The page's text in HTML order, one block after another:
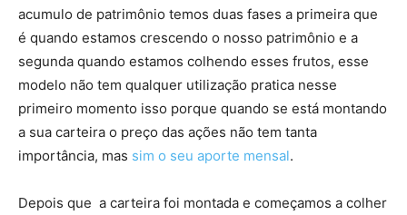
acumulo de patrimônio temos duas fases a primeira que
é quando estamos crescendo o nosso patrimônio e a
segunda quando estamos colhendo esses frutos, esse
modelo não tem qualquer utilização pratica nesse
primeiro momento isso porque quando se está montando
a sua carteira o preço das ações não tem tanta
importância, mas sim o seu aporte mensal.
Depois que a carteira foi montada e começamos a colher